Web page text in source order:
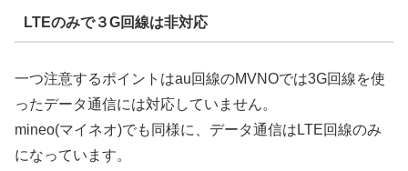
LTEのみで３G回線は非対応
一つ注意するポイントはau回線のMVNOでは3G回線を使
ったデータ通信には対応していません。
mineo(マイネオ)でも同様に、データ通信はLTE回線のみ
になっています。